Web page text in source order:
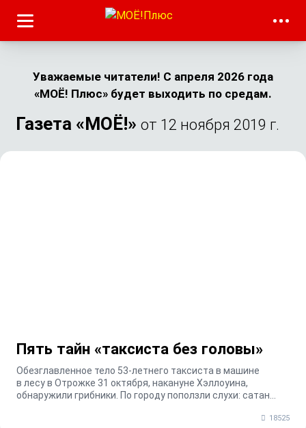
Уважаемые читатели! С апреля 2026 года
«МОЁ! Плюс» будет выходить по средам.
Газета «МОЁ!»от 12 ноября 2019 г.
Пять тайн «таксиста без головы»
Обезглавленное тело 53-летнего таксиста в машине
в лесу в Отрожке 31 октября, накануне Хэллоуина,
обнаружили грибники. По городу поползли слухи: сатан...
18525